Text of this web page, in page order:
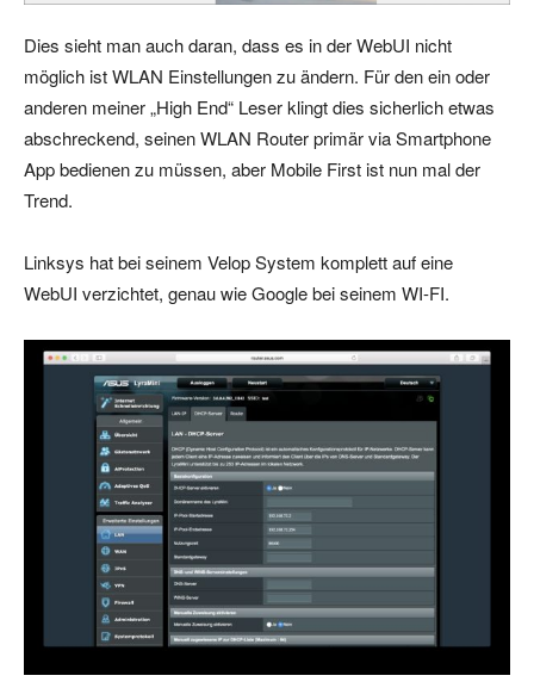
Dies sieht man auch daran, dass es in der WebUI nicht
möglich ist WLAN Einstellungen zu ändern. Für den ein oder
anderen meiner „High End“ Leser klingt dies sicherlich etwas
abschreckend, seinen WLAN Router primär via Smartphone
App bedienen zu müssen, aber Mobile First ist nun mal der
Trend.
Linksys hat bei seinem Velop System komplett auf eine
WebUI verzichtet, genau wie Google bei seinem WI-FI.